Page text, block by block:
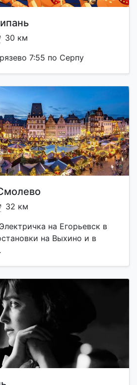
30 км
7:55 по Серпу
32 км
на Егорьевск в
на Выхино и в